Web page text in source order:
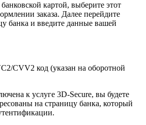
картой, выберите этот
заказа. Далее перейдите
банка и введите данные вашей
CVV2 код (указан на оборотной
к услуге 3D-Secure, вы будете
на страницу банка, который